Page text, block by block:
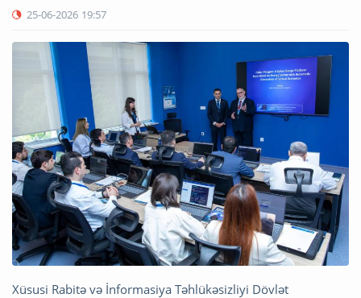
25-06-2026 19:57
Xüsusi Rabitə və İnformasiya Təhlükəsizliyi Dövlət